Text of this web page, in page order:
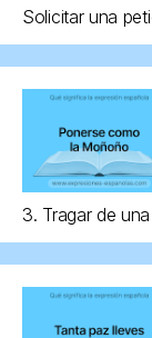
Solicitar una
3. Tragar de una